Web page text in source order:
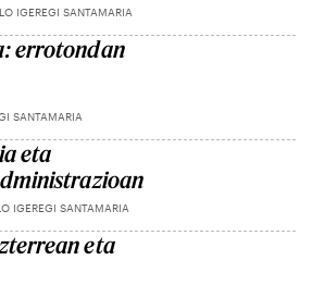
IGEREGI SANTAMARIA
errotondan
SANTAMARIA
eta
IGEREGI SANTAMARIA
eta